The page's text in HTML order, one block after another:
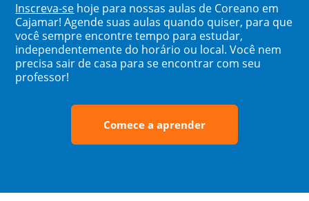
Inscreva-se hoje para nossas aulas de Coreano em
Cajamar! Agende suas aulas quando quiser, para que
você sempre encontre tempo para estudar,
independentemente do horário ou local. Você nem
precisa sair de casa para se encontrar com seu
professor!
Comece a aprender